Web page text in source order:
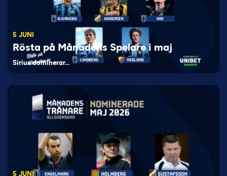
5 JUNI
Rösta på Månadens Spelare i maj
Sirius dominerar…
5 JUNI